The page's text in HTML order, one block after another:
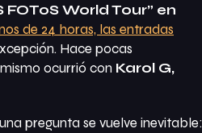
FOToS World Tour” en
de 24 horas, las entradas
Hace pocas
ocurrió con Karol G,
pregunta se vuelve inevitable: